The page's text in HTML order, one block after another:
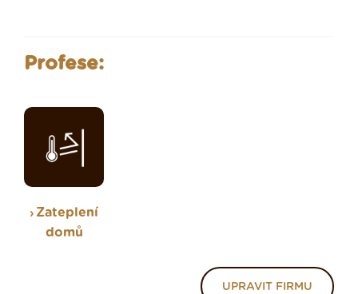
Profese:
Zateplení
domů
UPRAVIT FIRMU